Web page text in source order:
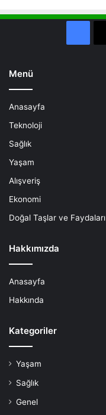
Menü
Anasayfa
Teknoloji
Sağlık
Yaşam
Alışveriş
Ekonomi
Doğal Taşlar ve Faydaları
Hakkımızda
Anasayfa
Hakkında
Kategoriler
Yaşam
Sağlık
Genel